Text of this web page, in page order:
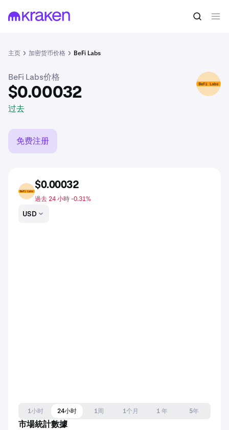
主页 加密货币价格 BeFi Labs
$0.00032 买入BEFI
BeFi Labs价格
$0.00032
过去
BEFI
免费注册
BEFI
$0.00032
過去 24 小時 -0.31%
USD
1小时 24小时 1周 1个月 1 年
5年
市場統計數據